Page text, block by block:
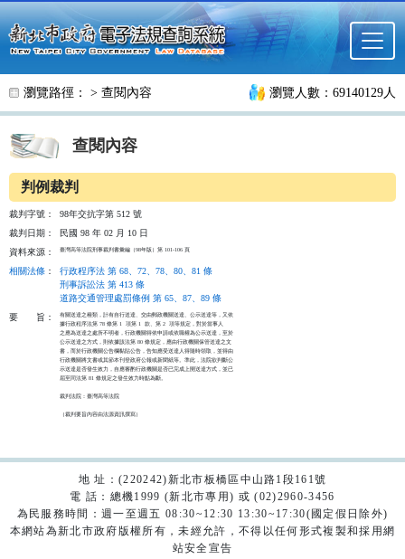
跳至主要內容
瀏覽路徑： > 查閱內容 瀏覽人數：69140129人
查閱內容
判例裁判
裁判字號：
98年交抗字第 512 號
裁判日期：
民國 98 年 02 月 10 日
資料來源：
臺灣高等法院刑事裁判書彙編（98年版）第 101-106 頁
相關法條 ：
行政程序法 第 68、72、78、80、81 條
刑事訴訟法 第 413 條
道路交通管理處罰條例 第 65、87、89 條
要
旨：
有關送達之種類，計有自行送達、交由郵政機關送達、公示送達等，又依
據行政程序法第 78 條第 1  項第 1  款、第 2  項等規定，對於當事人
之應為送達之處所不明者，行政機關得依申請或依職權為公示送達，至於
公示送達之方式，則依據該法第 80 條規定，應由行政機關保管送達之文
書，而於行政機關公告欄黏貼公告，告知應受送達人得隨時領取，並得由
行政機關將文書或其節本刊登政府公報或新聞紙等。準此，法院欲判斷公
示送達是否發生效力，自應審酌行政機關是否已完成上開送達方式，並已
屆至同法第 81 條規定之發生效力時點為斷。
裁判法院：臺灣高等法院
（裁判要旨內容由法源資訊撰寫）
地 址：(220242)新北市板橋區中山路1段161號
電 話：總機1999 (新北市專用) 或 (02)2960-3456
為民服務時間：週一至週五 08:30~12:30 13:30~17:30(國定假日除外)
本網站為新北市政府版權所有，未經允許，不得以任何形式複製和採用網
站安全宣告